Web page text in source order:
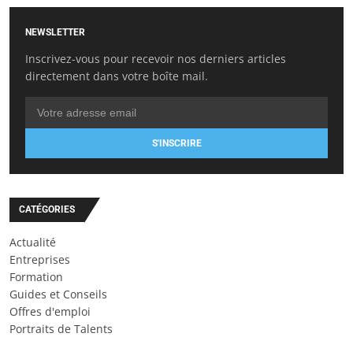
NEWSLETTER
Inscrivez-vous pour recevoir nos derniers articles
directement dans votre boîte mail.
S'INSCRIRE
CATÉGORIES
Actualité
Entreprises
Formation
Guides et Conseils
Offres d'emploi
Portraits de Talents